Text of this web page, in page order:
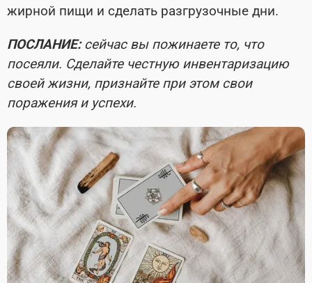
жирной пищи и сделать разгрузочные дни.
ПОСЛАНИЕ:сейчас вы пожинаете то, что
посеяли. Сделайте честную инвентаризацию
своей жизни, признайте при этом свои
поражения и успехи.